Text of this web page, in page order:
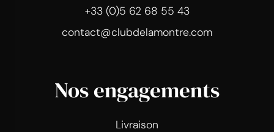
+33 (0)5 62 68 55 43
contact@clubdelamontre.com
Nos engagements
Livraison